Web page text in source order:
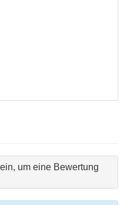
um eine Bewertung